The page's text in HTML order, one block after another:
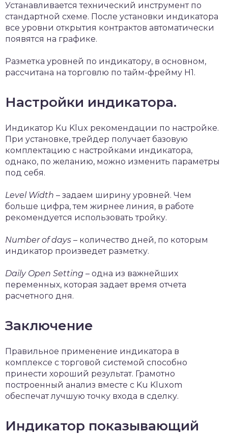
Устанавливается технический инструмент по
стандартной схеме. После установки индикатора
все уровни открытия контрактов автоматически
появятся на графике.
Разметка уровней по индикатору, в основном,
рассчитана на торговлю по тайм-фрейму H1.
Настройки индикатора.
Индикатор Ku Klux рекомендации по настройке.
При установке, трейдер получает базовую
комплектацию с настройками индикатора,
однако, по желанию, можно изменить параметры
под себя.
Level Width – задаем ширину уровней. Чем
больше цифра, тем жирнее линия, в работе
рекомендуется использовать тройку.
Number of days – количество дней, по которым
индикатор произведет разметку.
Daily Open Setting – одна из важнейших
переменных, которая задает время отчета
расчетного дня.
Заключение
Правильное применение индикатора в
комплексе с торговой системой способно
принести хороший результат. Грамотно
построенный анализ вместе с Ku Kluxom
обеспечат лучшую точку входа в сделку.
Индикатор показывающий